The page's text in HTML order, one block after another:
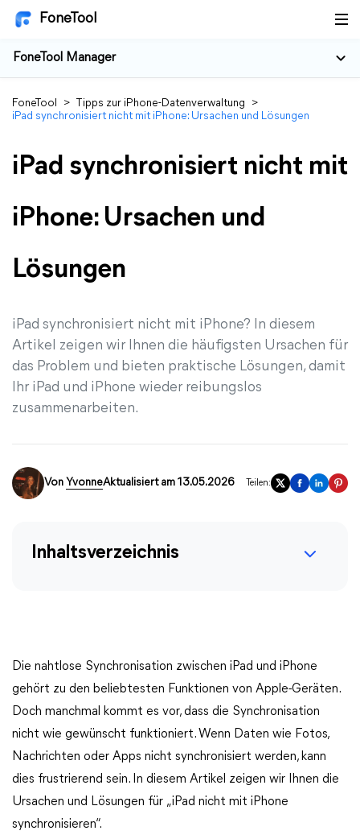
FoneTool
FoneTool Manager
FoneTool > Tipps zur iPhone-Datenverwaltung
>
iPad synchronisiert nicht mit iPhone: Ursachen und Lösungen
iPad synchronisiert nicht mit
iPhone: Ursachen und
Lösungen
iPad synchronisiert nicht mit iPhone? In diesem
Artikel zeigen wir Ihnen die häufigsten Ursachen für
das Problem und bieten praktische Lösungen, damit
Ihr iPad und iPhone wieder reibungslos
zusammenarbeiten.
Von YvonneAktualisiert am 13.05.2026 Teilen:
Inhaltsverzeichnis
Die nahtlose Synchronisation zwischen iPad und iPhone
gehört zu den beliebtesten Funktionen von Apple-Geräten.
Doch manchmal kommt es vor, dass die Synchronisation
nicht wie gewünscht funktioniert. Wenn Daten wie Fotos,
Nachrichten oder Apps nicht synchronisiert werden, kann
dies frustrierend sein. In diesem Artikel zeigen wir Ihnen die
Ursachen und Lösungen für „iPad nicht mit iPhone
synchronisieren“.